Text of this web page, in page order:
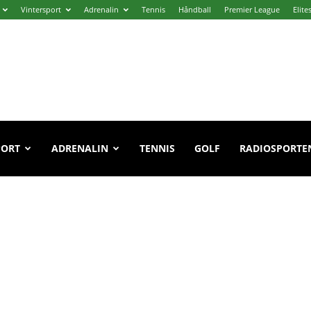
Vintersport Adrenalin Tennis Håndball Premier League
ADRENALIN TENNIS GOLF